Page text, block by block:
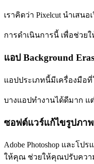
เราคิดว่า Pixelcut นำเส
การดำเนินการนี้ เพื่อช่ว
แอป Background
แอปประเภทนี้มีเครื่องมือที่
บางแอปทำงานได้ดีมาก
ซอฟต์แวร์แก้ไขรูปภา
Adobe Photoshop และ
ให้คุณ ช่วยให้คุณปรับควา